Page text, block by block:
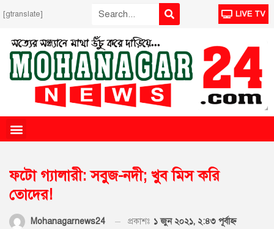
[gtranslate] LIVE TV
ফটো গ্যালারী: সবুজ-নদী; খুব মিস করি
তোদের!
Mohanagarnews24 প্রকাশঃ ১ জুন ২০২১, ২:৪৩ পূর্বাহ্ণ